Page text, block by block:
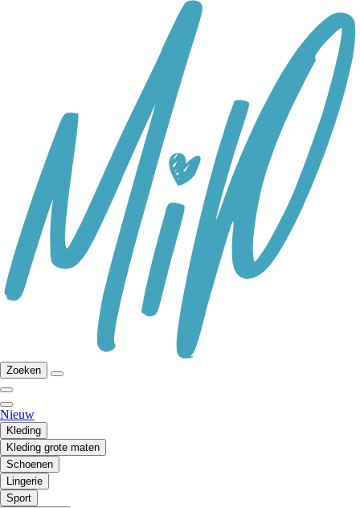
Zoeken
Nieuw
Kleding
Kleding grote maten
Schoenen
Lingerie
Sport